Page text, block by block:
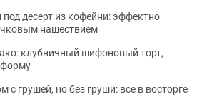
десерт из кофейни: эффектно
нашествием
клубничный шифоновый торт,
с грушей, но без груши: все в восторге